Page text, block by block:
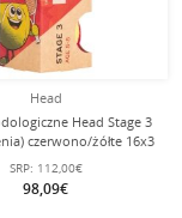
Head
Head Stage 3
czerwono/żółte 16x3
sztuki w kartonie
SRP: 112,00€
98,09€